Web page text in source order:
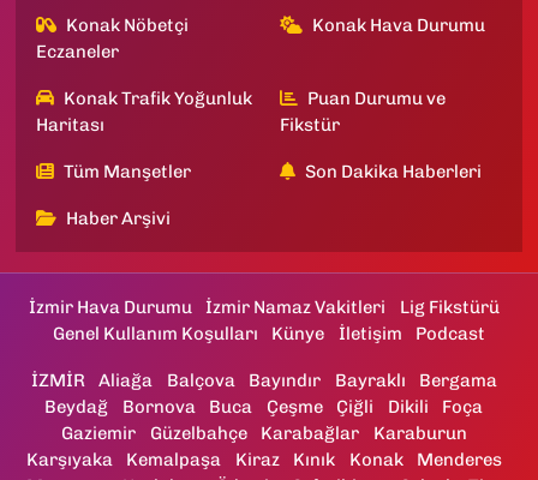
Konak Nöbetçi
Eczaneler
Konak Hava Durumu
Konak Trafik Yoğunluk
Haritası
Puan Durumu ve
Fikstür
Tüm Manşetler Son Dakika Haberleri
Haber Arşivi
İzmir Hava Durumu İzmir Namaz Vakitleri
Lig Fikstürü
Genel Kullanım Koşulları
Künye İletişim Podcast
İZMİR Aliağa Balçova Bayındır Bayraklı
Bergama
Beydağ
Bornova Buca Çeşme Çiğli Dikili
Foça
Gaziemir
Güzelbahçe Karabağlar
Karaburun
Karşıyaka
Kemalpaşa Kiraz Kınık Konak
Menderes